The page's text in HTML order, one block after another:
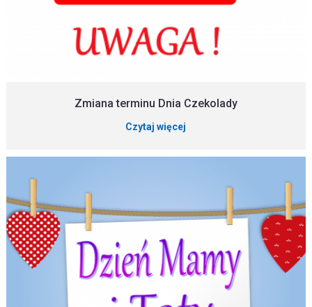
Zmiana terminu Dnia Czekolady
Czytaj więcej